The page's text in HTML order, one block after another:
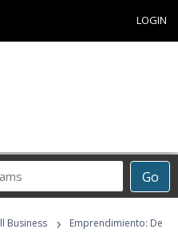
LOGIN
Go
Business ›
Emprendimiento: De